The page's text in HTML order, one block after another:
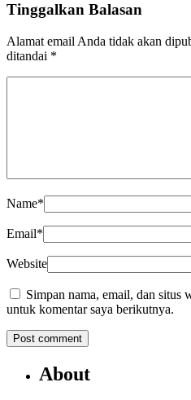
Tinggalkan Balasan
Alamat email Anda tidak akan
ditandai *
Name*
Email*
Website
Simpan nama, email, dan situs
untuk komentar saya berikutnya.
About